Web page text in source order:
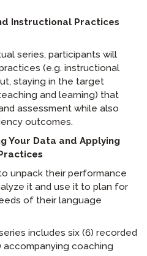
Instructional Practices
series, participants will
(e.g. instructional
staying in the target
and learning) that
assessment while also
outcomes.
Your Data and Applying
unpack their performance
it and use it to plan for
of their language
includes six (6) recorded
accompanying coaching